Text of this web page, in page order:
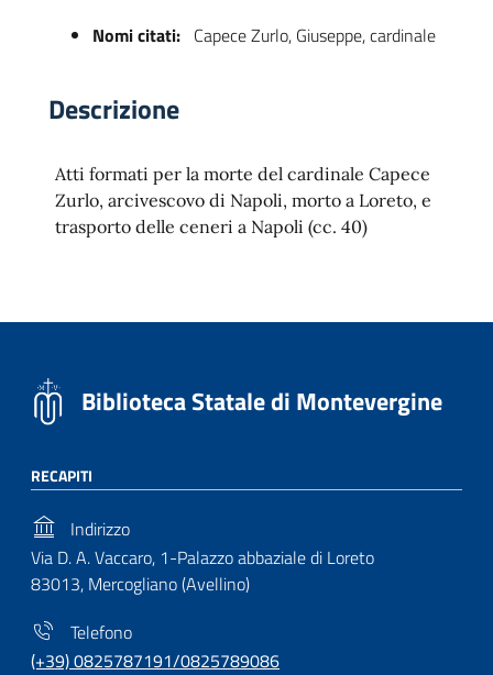
Nomi citati: Capece Zurlo, Giuseppe, cardinale
Descrizione
Atti formati per la morte del cardinale Capece
Zurlo, arcivescovo di Napoli, morto a Loreto, e
trasporto delle ceneri a Napoli (cc. 40)
Biblioteca Statale di Montevergine
RECAPITI
Indirizzo
Via D. A. Vaccaro, 1-Palazzo abbaziale di Loreto
83013, Mercogliano (Avellino)
Telefono
(+39) 0825787191/0825789086